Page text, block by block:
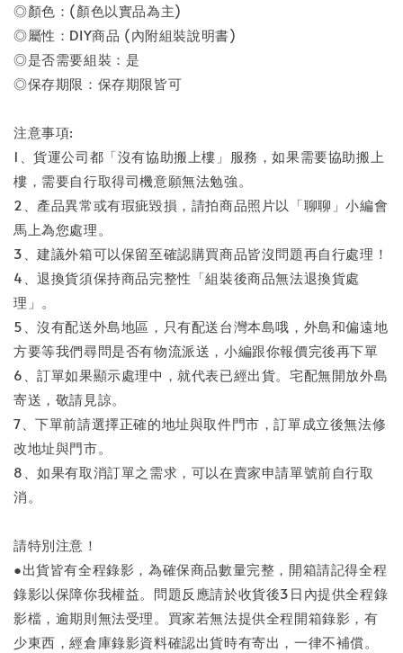
◎顏色：(顏色以實品為主)
◎屬性：DIY商品 (內附組裝說明書)
◎是否需要組裝：是
◎保存期限：保存期限皆可
注意事項:
1、貨運公司都「沒有協助搬上樓」服務，如果需要協助搬上
樓，需要自行取得司機意願無法勉強。
2、產品異常或有瑕疵毀損，請拍商品照片以「聊聊」小編會
馬上為您處理。
3、建議外箱可以保留至確認購買商品皆沒問題再自行處理！
4、退換貨須保持商品完整性「組裝後商品無法退換貨處
理」。
5、沒有配送外島地區，只有配送台灣本島哦，外島和偏遠地
方要等我們尋問是否有物流派送，小編跟你報價完後再下單
6、訂單如果顯示處理中，就代表已經出貨。宅配無開放外島
寄送，敬請見諒。
7、下單前請選擇正確的地址與取件門市，訂單成立後無法修
改地址與門市。
8、如果有取消訂單之需求，可以在賣家申請單號前自行取
消。
請特別注意！
●出貨皆有全程錄影，為確保商品數量完整，開箱請記得全程
錄影以保障你我權益。問題反應請於收貨後3日內提供全程錄
影檔，逾期則無法受理。買家若無法提供全程開箱錄影，有
少東西，經倉庫錄影資料確認出貨時有寄出，一律不補償。